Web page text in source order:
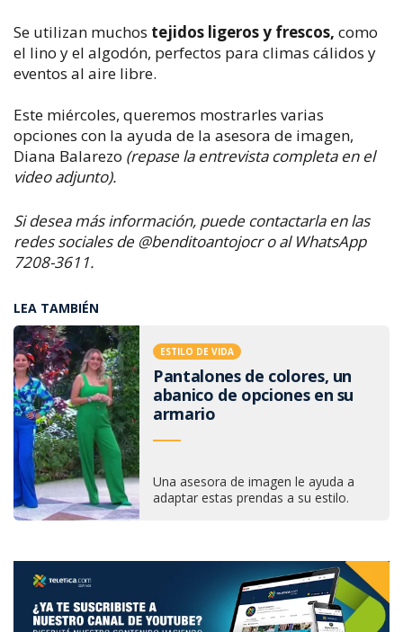
Se utilizan muchos tejidos ligeros y frescos, como
el lino y el algodón, perfectos para climas cálidos y
eventos al aire libre.
Este miércoles, queremos mostrarles varias
opciones con la ayuda de la asesora de imagen,
Diana Balarezo (repase la entrevista completa en el
video adjunto).
Si desea más información, puede contactarla en las
redes sociales de @benditoantojocr o al WhatsApp
7208-3611.
LEA TAMBIÉN
ESTILO DE VIDA
Pantalones de colores, un
abanico de opciones en su
armario
Una asesora de imagen le ayuda a
adaptar estas prendas a su estilo.